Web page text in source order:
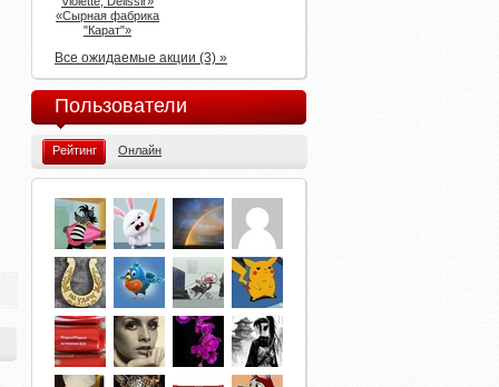
«Сырная фабрика
"Карат"»
Все ожидаемые акции (3) »
Пользователи
Рейтинг Онлайн